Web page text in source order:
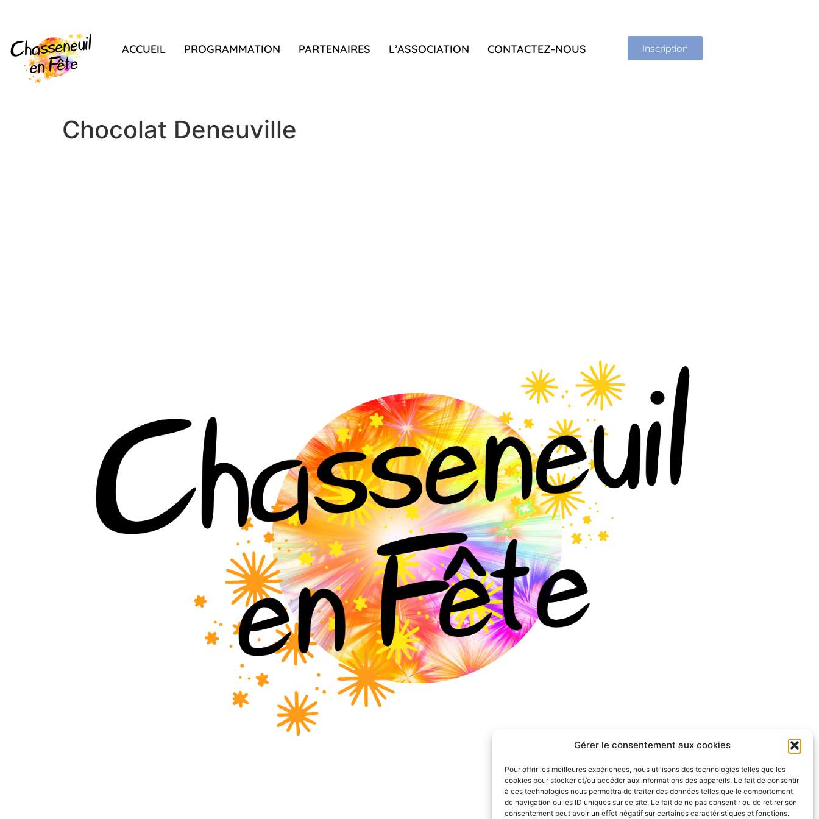
Gérer le consentement aux cookies
Pour offrir les meilleures expériences, nous utilisons des technologies telles que les
cookies pour stocker et/ou accéder aux informations des appareils. Le fait de consentir
à ces technologies nous permettra de traiter des données telles que le comportement
de navigation ou les ID uniques sur ce site. Le fait de ne pas consentir ou de retirer son
consentement peut avoir un effet négatif sur certaines caractéristiques et fonctions.
ACCUEIL PROGRAMMATION PARTENAIRES L’ASSOCIATION CONTACTEZ-NOUS Inscription
Chocolat Deneuville